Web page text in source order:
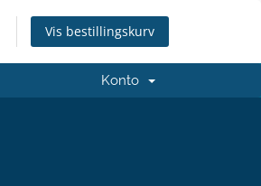
Vis bestillingskurv
Konto